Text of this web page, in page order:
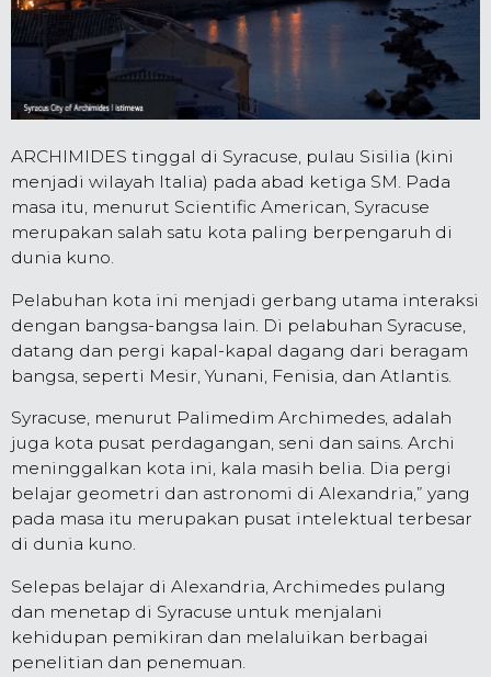
ARCHIMIDES tinggal di Syracuse, pulau Sisilia (kini
menjadi wilayah Italia) pada abad ketiga SM. Pada
masa itu, menurut Scientific American, Syracuse
merupakan salah satu kota paling berpengaruh di
dunia kuno.
Pelabuhan kota ini menjadi gerbang utama interaksi
dengan bangsa-bangsa lain. Di pelabuhan Syracuse,
datang dan pergi kapal-kapal dagang dari beragam
bangsa, seperti Mesir, Yunani, Fenisia, dan Atlantis.
Syracuse, menurut Palimedim Archimedes, adalah
juga kota pusat perdagangan, seni dan sains. Archi
meninggalkan kota ini, kala masih belia. Dia pergi
belajar geometri dan astronomi di Alexandria,” yang
pada masa itu merupakan pusat intelektual terbesar
di dunia kuno.
Selepas belajar di Alexandria, Archimedes pulang
dan menetap di Syracuse untuk menjalani
kehidupan pemikiran dan melaluikan berbagai
penelitian dan penemuan.